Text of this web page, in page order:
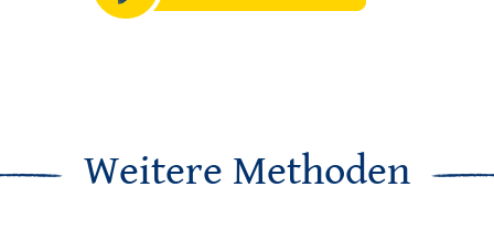
Weitere Methoden